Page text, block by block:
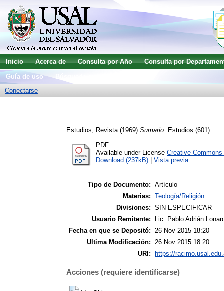
Inicio Acerca de Consulta por Año
Consulta por
Guía de uso
Conectarse
Estudios, Revista (1969) Sumario. Estudios (601).
PDF
Available under License Creative
Download (237kB)
Vista previa
Tipo de Documento: Artículo
Materias: Teología/Religión
Divisiones: SIN ESPECIFICAR
Usuario Remitente:
Lic. Pablo Adrián
Fecha en que se Depositó: 26 Nov 2015 18:20
Ultima Modificación: 26 Nov 2015 18:20
URI:
https://
Acciones (requiere identificarse)